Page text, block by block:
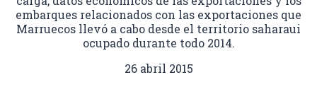
embarques relacionados con las exportaciones que
Marruecos llevó a cabo desde el territorio saharaui
ocupado durante todo 2014.
26 abril 2015